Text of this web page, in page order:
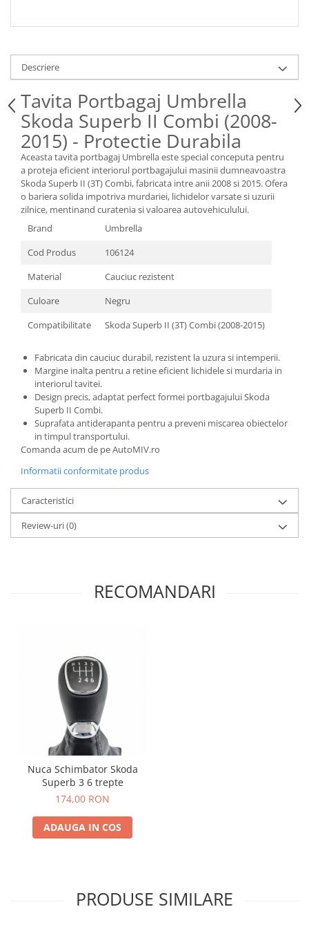
Lubrifianti si Spray-uri de Curatare
Curatare si Detailing Interior
Vopsitorie, Chituri si Adezivi
Curatare si Detailing Exterior
Articole Auto Sezoniere
Produse de Iarna
Cabluri Pornire
Produse de Vara
Blog
Descriere
Tavita Portbagaj Umbrella
Skoda Superb II Combi (2008-
2015) - Protectie Durabila
Aceasta tavita portbagaj Umbrella este special conceputa pentru
a proteja eficient interiorul portbagajului masinii dumneavoastra
Skoda Superb II (3T) Combi, fabricata intre anii 2008 si 2015. Ofera
o bariera solida impotriva murdariei, lichidelor varsate si uzurii
zilnice, mentinand curatenia si valoarea autovehiculului.
Brand
Umbrella
Cod Produs
106124
Material
Cauciuc rezistent
Culoare
Negru
Compatibilitate
Skoda Superb II (3T) Combi (2008-2015)
Fabricata din cauciuc durabil, rezistent la uzura si intemperii.
Margine inalta pentru a retine eficient lichidele si murdaria in
interiorul tavitei.
Design precis, adaptat perfect formei portbagajului Skoda
Superb II Combi.
Suprafata antiderapanta pentru a preveni miscarea obiectelor
in timpul transportului.
Comanda acum de pe AutoMIV.ro
Informatii conformitate produs
Caracteristici
Review-uri(0)
RECOMANDARI
Nuca Schimbator Skoda
Superb 3 6 trepte
174,00 RON
ADAUGA IN COS
PRODUSE SIMILARE